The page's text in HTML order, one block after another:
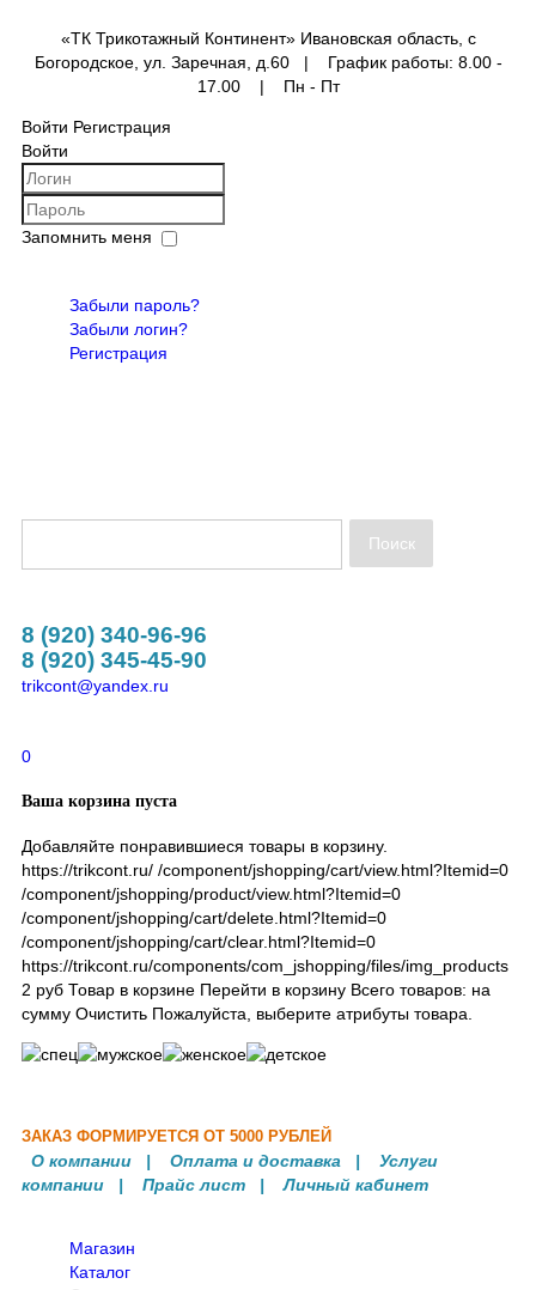
«ТК Трикотажный Континент» Ивановская область, с
Богородское, ул. Заречная, д.60 | График работы: 8.00 -
17.00 | Пн - Пт
Войти Регистрация
Войти
Запомнить меня
Забыли пароль?
Забыли логин?
Регистрация
8 (920) 340-96-96
8 (920) 345-45-90
trikcont@yandex.ru
0
Ваша корзина пуста
Добавляйте понравившиеся товары в корзину.
https://trikcont.ru/ /component/jshopping/cart/view.html?Itemid=0
/component/jshopping/product/view.html?Itemid=0
/component/jshopping/cart/delete.html?Itemid=0
/component/jshopping/cart/clear.html?Itemid=0
https://trikcont.ru/components/com_jshopping/files/img_products
2 руб Товар в корзине Перейти в корзину Всего товаров: на
сумму Очистить Пожалуйста, выберите атрибуты товара.
ЗАКАЗ ФОРМИРУЕТСЯ ОТ 5000 РУБЛЕЙ
О компании | Оплата и доставка | Услуги
компании | Прайс лист |Личный кабинет
Магазин
Каталог
одежды